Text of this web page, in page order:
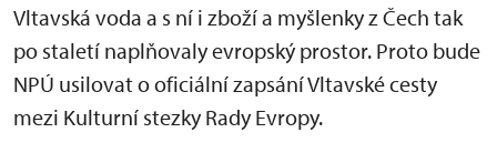
Vltavská voda a s ní i zboží a myšlenky z Čech tak
po staletí naplňovaly evropský prostor. Proto bude
NPÚ usilovat o oficiální zapsání Vltavské cesty
mezi Kulturní stezky Rady Evropy.